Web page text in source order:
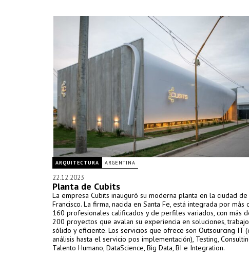
ARQUITECTURA ARGENTINA
22.12.2023
Planta de Cubits
La empresa Cubits inauguró su moderna planta en la ciudad de
Francisco. La firma, nacida en Santa Fe, está integrada por más
160 profesionales calificados y de perfiles variados, con más
200 proyectos que avalan su experiencia en soluciones, trabajo
sólido y eficiente. Los servicios que ofrece son Outsourcing IT
análisis hasta el servicio pos implementación), Testing,
Talento Humano, DataScience, Big Data, BI e Integration.